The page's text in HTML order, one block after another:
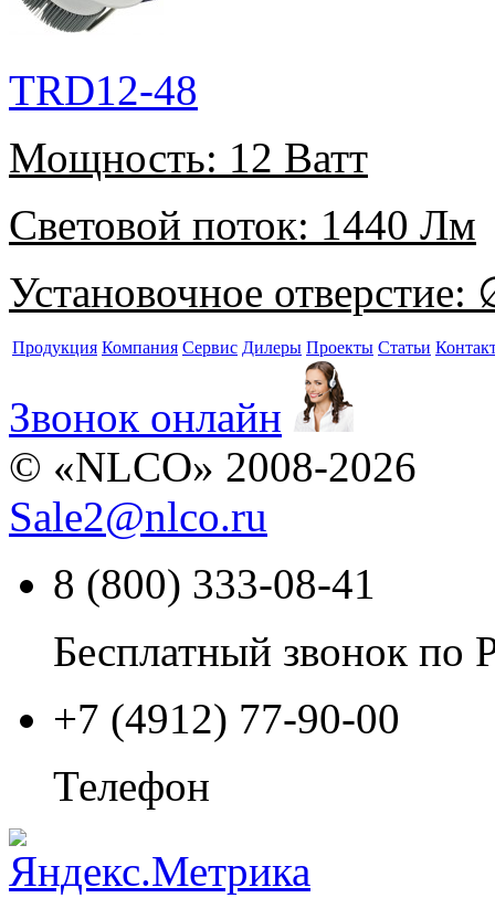
TRD12-48
Мощность: 12 Ватт
Световой поток: 1440 Лм
Установочное отверстие:
Продукция Компания Сервис Дилеры Проекты Статьи
Звонок онлайн
© «NLCO» 2008-2026
Sale2@nlco.ru
8 (800) 333-08-41
Бесплатный звонок по
+7 (4912) 77-90-00
Телефон